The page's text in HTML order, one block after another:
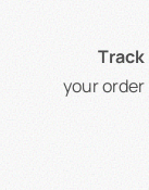
Τrack
your order